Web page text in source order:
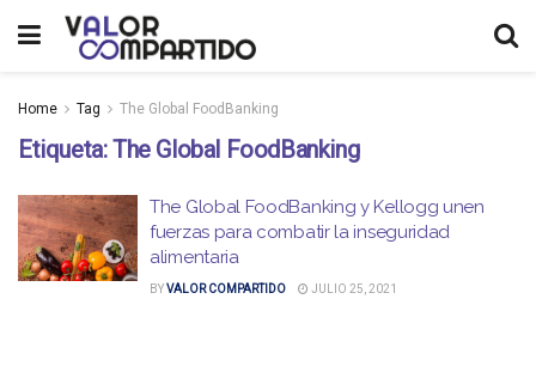
Home Tag The Global FoodBanking
Etiqueta:The Global FoodBanking
The Global FoodBanking y Kellogg unen
fuerzas para combatir la inseguridad
alimentaria
BYVALOR COMPARTIDO JULIO 25, 2021